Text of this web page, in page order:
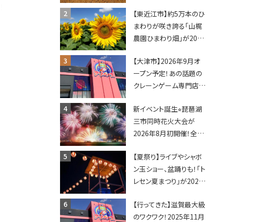
ショーなど
【東近江市】約5万本のひ
まわりが咲き誇る「山梶
農園ひまわり畑」が2026
ポットやキッチンカーも
登場！何度も入園できる
フリーパスも販売★
【大津市】2026年9月オ
ープン予定！あの話題の
クレーンゲーム専門店
ってくる！豊郷店に続く滋
賀2店舗目★
新イベント誕生⭐︎琵琶湖
三市同時花火大会が
2026年8月初開催！全席
マーケットも登場♪
【夏祭り】ライブやシャボ
ン玉ショー、盆踊りも！「ト
レセン夏まつり」が2026
【行ってきた】滋賀最大級
のワクワク！2025年11月